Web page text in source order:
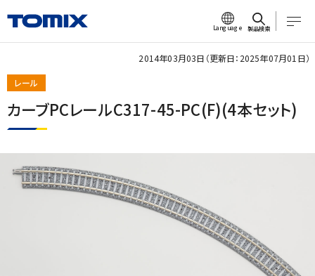
Language 製品検索
レール
カーブPCレールC317-45-PC(F)(4本セット)
2014年03月03日（更新日：2025年07月01日）